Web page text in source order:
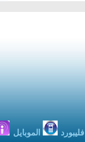
فليبورد الموبايل